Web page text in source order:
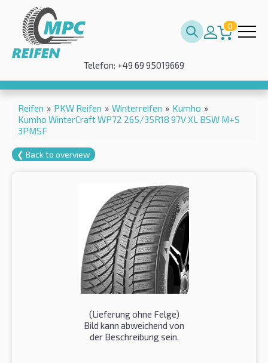
0
Telefon: +49 69 95019669
Reifen » PKW Reifen » Winterreifen » Kumho »
Kumho WinterCraft WP72 265/35R18 97V XL BSW M+S
3PMSF
❮ Back to overview
(Lieferung ohne Felge)
Bild kann abweichend von
der Beschreibung sein.